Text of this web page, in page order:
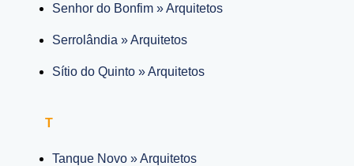
Senhor do Bonfim » Arquitetos
Serrolândia » Arquitetos
Sítio do Quinto » Arquitetos
T
Tanque Novo » Arquitetos